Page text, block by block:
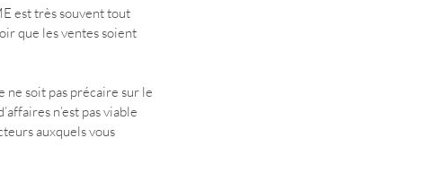
est très souvent tout
que les ventes soient
ne soit pas précaire sur le
n’est pas viable
auxquels vous